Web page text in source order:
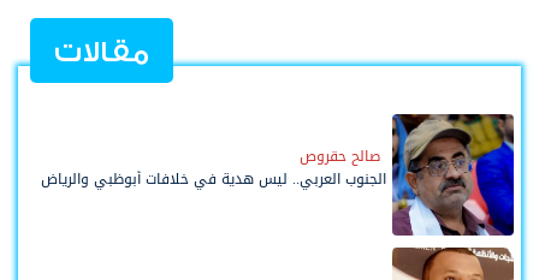
مقالات
صالح حقروص
الجنوب العربي.. ليس هدية في خلافات أبوظبي والرياض